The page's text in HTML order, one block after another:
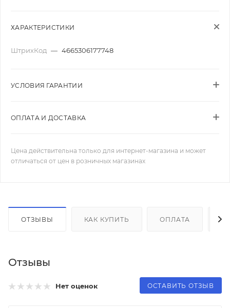
ХАРАКТЕРИСТИКИ
ШтрихКод — 4665306177748
УСЛОВИЯ ГАРАНТИИ
ОПЛАТА И ДОСТАВКА
Цена действительна только для интернет-магазина и может
отличаться от цен в розничных магазинах
ОТЗЫВЫ КАК КУПИТЬ ОПЛАТА
Отзывы
Нет оценок ОСТАВИТЬ ОТЗЫВ